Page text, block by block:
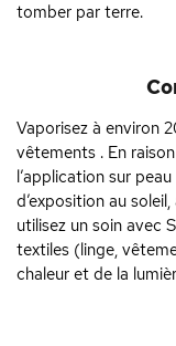
tomber par terre.
Vaporisez à environ
vêtements . En
l’application sur
d’exposition au
utilisez un soin avec
textiles (linge,
chaleur et de la